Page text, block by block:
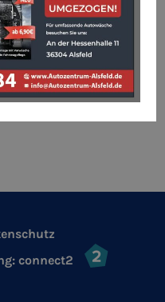
connect2